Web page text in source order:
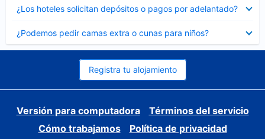
¿Los hoteles solicitan depósitos o pagos por adelantado?
cerrado
¿Podemos pedir camas extra o cunas para niños?
cerrado
Registra tu alojamiento
Versión para computadora
Términos del servicio
Cómo trabajamos
Política de privacidad